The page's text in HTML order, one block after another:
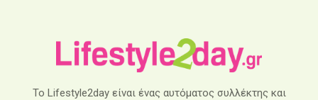
Το Lifestyle2day είναι ένας αυτόματος συλλέκτης και